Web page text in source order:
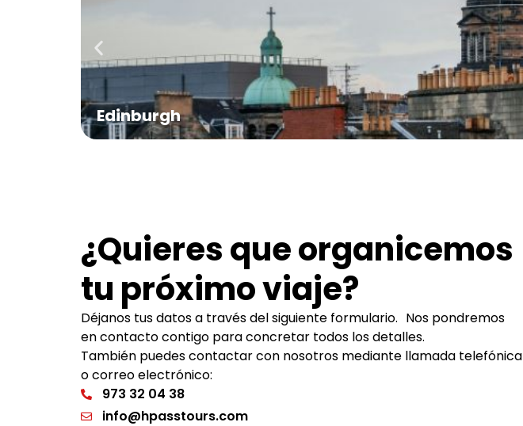
Edinburgh
¿Quieres que organicemos
tu próximo viaje?
Déjanos tus datos a través del siguiente formulario. Nos pondremos
en contacto contigo para concretar todos los detalles.
También puedes contactar con nosotros mediante llamada telefónica
o correo electrónico:
973 32 04 38
info@hpasstours.com